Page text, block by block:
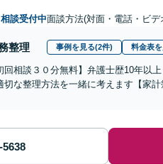
談受付中面談方法(対面・電話・ビデ
整理 事例を見る(2件) 料金表
回相談３０分無料】弁護士歴10年以
切な整理方法を一緒に考えます【家